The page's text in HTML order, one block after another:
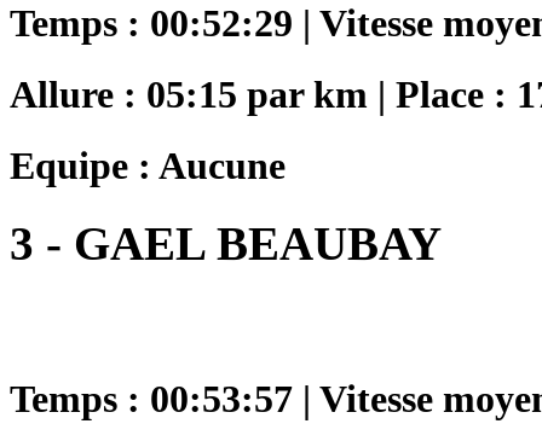
Temps : 00:52:29 | Vitesse
Allure : 05:15 par km | Place :
Equipe : Aucune
3 - GAEL BEAUBAY
Temps : 00:53:57 | Vitesse